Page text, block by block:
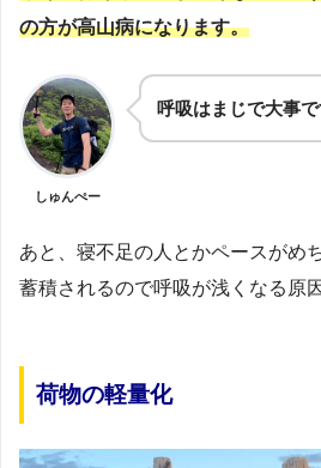
の方が高山病になります。
しゅんぺー
呼吸はまじで大事で
あと、寝不足の人とかペースがめ
蓄積されるので呼吸が浅くなる原
荷物の軽量化